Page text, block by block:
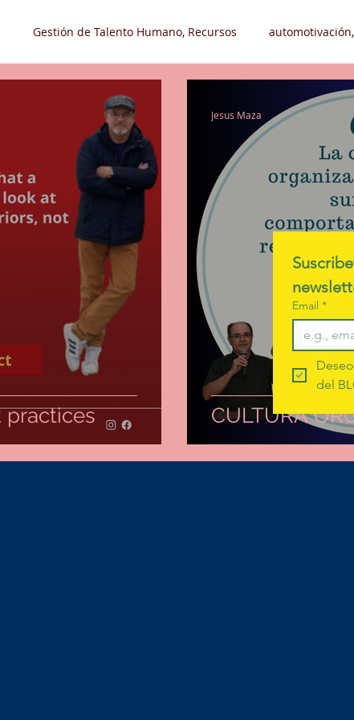
Gestión de Talento Humano, Recursos
Liderazgo, Automotivación
Hobby - Pasatiempo
practices CULTURA
Jesus Maza
Email *
del